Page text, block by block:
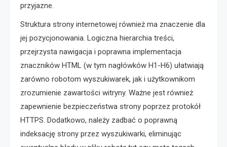
przyjazne.
Struktura strony internetowej również ma znaczenie dla
jej pozycjonowania. Logiczna hierarchia treści,
przejrzysta nawigacja i poprawna implementacja
znaczników HTML (w tym nagłówków H1-H6) ułatwiają
zarówno robotom wyszukiwarek, jak i użytkownikom
zrozumienie zawartości witryny. Ważne jest również
zapewnienie bezpieczeństwa strony poprzez protokół
HTTPS. Dodatkowo, należy zadbać o poprawną
indeksację strony przez wyszukiwarki, eliminując